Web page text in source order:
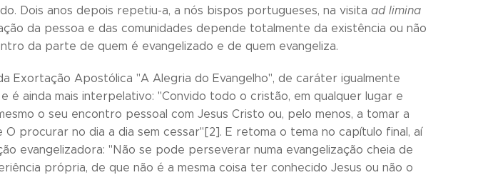
Dois anos depois repetiu-a, a nós bispos portugueses, na visita ad limina
da pessoa e das comunidades depende totalmente da existência ou não
da parte de quem é evangelizado e de quem evangeliza.
Exortação Apostólica "A Alegria do Evangelho", de caráter igualmente
é ainda mais interpelativo: "Convido todo o cristão, em qualquer lugar e
o seu encontro pessoal com Jesus Cristo ou, pelo menos, a tomar a
procurar no dia a dia sem cessar"[2]. E retoma o tema no capítulo final, aí
evangelizadora: "Não se pode perseverar numa evangelização cheia de
própria, de que não é a mesma coisa ter conhecido Jesus ou não o